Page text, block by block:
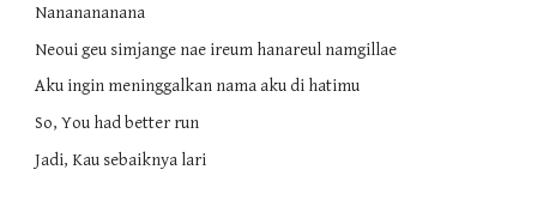
Nananananana
Neoui geu simjange nae ireum hanareul namgillae
Aku ingin meninggalkan nama aku di hatimu
So, You had better run
Jadi, Kau sebaiknya lari